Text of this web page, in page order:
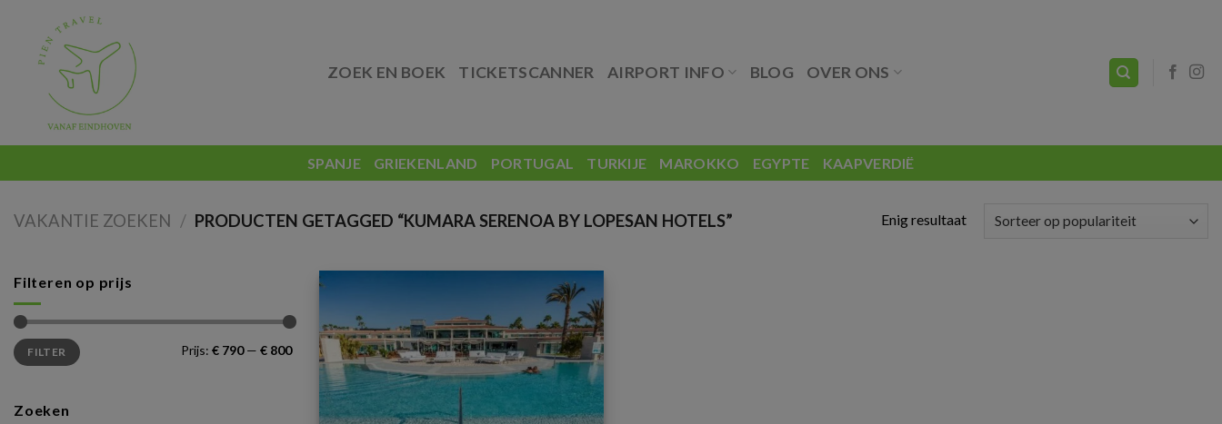
content
ZOEK EN BOEK TICKETSCANNER AIRPORT INFO BLOG OVER ONS
SPANJE GRIEKENLAND PORTUGAL TURKIJE MAROKKO EGYPTE KAAPVERDIË
VAKANTIE ZOEKEN / PRODUCTEN GETAGGED “KUMARA SERENOA BY LOPESAN HOTELS” Enig resultaat
Filteren op prijs
Min.
prijs
Max.
prijsFILTER Prijs: € 790— € 800
Zoeken